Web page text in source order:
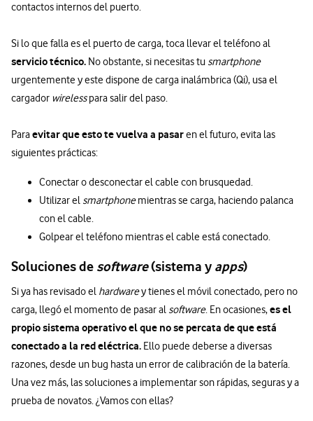
contactos internos del puerto.
Si lo que falla es el puerto de carga, toca llevar el teléfono al
servicio técnico. No obstante, si necesitas tu smartphone
urgentemente y este dispone de carga inalámbrica (Qi), usa el
cargador wirelesspara salir del paso.
Paraevitar que esto te vuelva a pasaren el futuro, evita las
siguientes prácticas:
Conectar o desconectar el cable con brusquedad.
Utilizar el smartphonemientras se carga, haciendo palanca
con el cable.
Golpear el teléfono mientras el cable está conectado.
Soluciones de software(sistema y apps)
Si ya has revisado el hardwarey tienes el móvil conectado, pero no
carga, llegó el momento de pasar al software. En ocasiones,es el
propio sistema operativo el que no se percata de que está
conectado a la red eléctrica. Ello puede deberse a diversas
razones, desde un bug hasta un error de calibración de la batería.
Una vez más, las soluciones a implementar son rápidas, seguras y a
prueba de novatos. ¿Vamos con ellas?